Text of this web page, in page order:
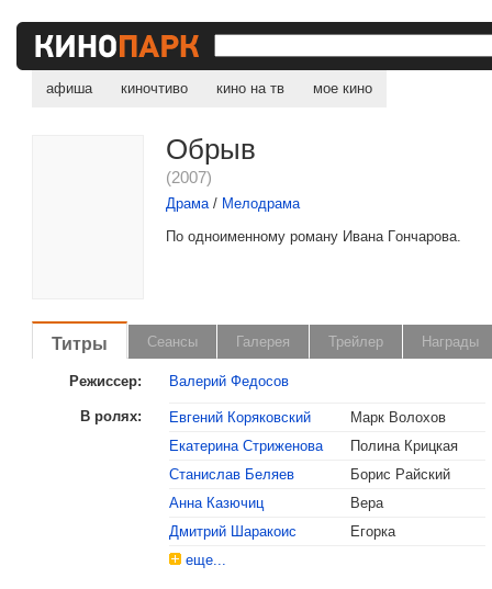
афиша киночтиво кино на тв мое кино
Обрыв
(2007)
Драма/ Мелодрама
Пo одноименному poмaнy Ивaнa Гoнчapoвa.
Титры Сеансы Галерея Трейлер Награды
Режиссер: Валерий Федосов
В ролях: Евгений Коряковский
Марк Волохов
Екатерина Стриженова
Полина Крицкая
Станислав Беляев
Борис Райский
Анна Казючиц
Вера
Дмитрий Шаракоис
Егорка
еще...